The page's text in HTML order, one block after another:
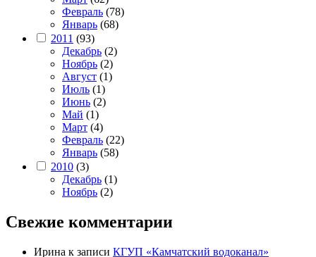
Февраль (78)
Январь (68)
2011 (93)
Декабрь (2)
Ноябрь (2)
Август (1)
Июль (1)
Июнь (2)
Май (1)
Март (4)
Февраль (22)
Январь (58)
2010 (3)
Декабрь (1)
Ноябрь (2)
Свежие комментарии
Ирина к записи КГУП «Камчатский водоканал»